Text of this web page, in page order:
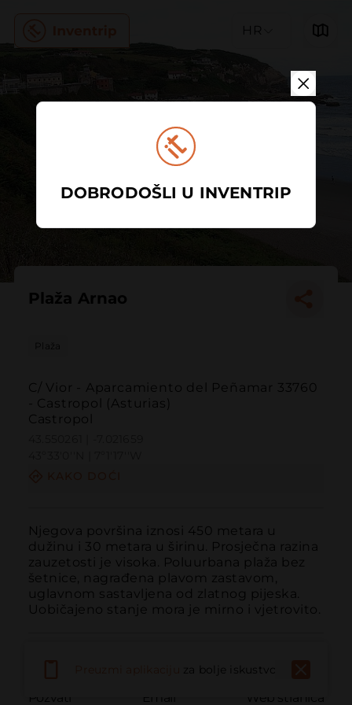
HR
Plaža Arnao
Plaža
C/ Vior - Aparcamiento del Peñamar 33760
- Castropol (Asturias)
Castropol
Njegova površina iznosi 450 metara u
dužinu i 30 metara u širinu. Prosječna razina
zauzetosti je visoka. Poluurbana plaža bez
šetnice, nagrađena plavom zastavom,
uglavnom sastavljena od zlatnog pijeska.
Uobičajeno stanje mora je mirno i vjetrovito.
Pozvati Email Web stranica
za bolje iskustvo
DOBRODOŠLI U INVENTRIP